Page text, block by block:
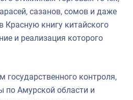
экспедициясазанов, сомов и даже
Красную книгу китайского
и реализация которого
государственного контроля,
по Амурской области и